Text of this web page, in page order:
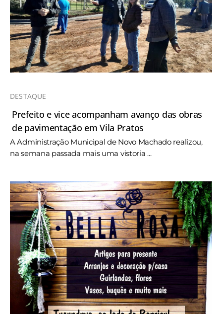
DESTAQUE
Prefeito e vice acompanham avanço das obras
de pavimentação em Vila Pratos
A Administração Municipal de Novo Machado realizou,
na semana passada mais uma vistoria ...